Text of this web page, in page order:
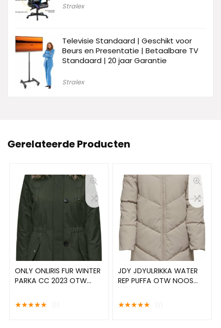
Stralex
Televisie Standaard | Geschikt voor
Beurs en Presentatie | Betaalbare TV
Standaard | 20 jaar Garantie
Stralex
Gerelateerde Producten
ONLY ONLIRIS FUR WINTER
PARKA CC 2023 OTW
★★★★★
JDY JDYULRIKKA WATER
REP PUFFA OTW NOOS
★★★★★